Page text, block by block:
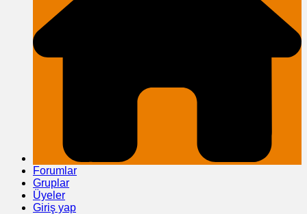
Forumlar
Gruplar
Üyeler
Giriş yap